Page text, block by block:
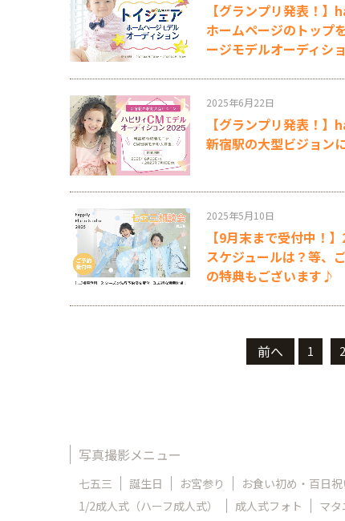
【グランプリ発表！
ホームページのトップ
ージモデルオーディ
2025年6月22日
【グランプリ発表！
新宿駅の大型ビジョン
2025年5月10日
【9月末まで受付中！
スケジュールは？等、
の特典もございます♪
前へ 1 2
写真撮影メニュー
七五三 誕生日 お宮参り お食い初め・百日祝
1/2成人式（ハーフ成人式）
成人式フォト マタ